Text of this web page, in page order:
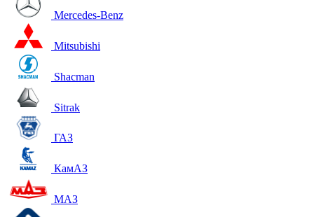
Mercedes-Benz
Mitsubishi
Shacman
Sitrak
ГАЗ
КамАЗ
МАЗ